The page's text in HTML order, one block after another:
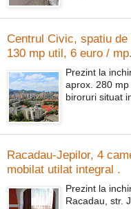
Centrul Civic, spatiu de
130 mp util, 6 euro / mp.
Prezint la
aprox. 280
biroruri situat
Racadau-Jepilor, 4
mobilat utilat integral .
Prezint la
Racadau, str.